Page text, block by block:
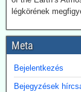
a moduláris
Az Egyesült
kis moduláris
térségben.
technológiáról”
légkörének
Meta
Bejelentkezés
Bejegyzések